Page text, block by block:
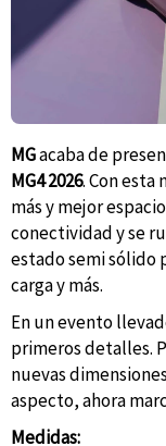
MGacaba de
MG4 2026. Con
más y mejor
conectividad y se
estado semi sólido
carga y más.
En un evento
primeros detalles.
nuevas
aspecto, ahora
Medidas: